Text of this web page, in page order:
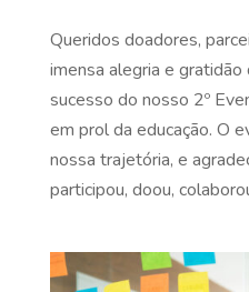
Queridos doadores,
imensa alegria e
sucesso do nosso 2º
em prol da educação. O
nossa trajetória, e
participou, doou,